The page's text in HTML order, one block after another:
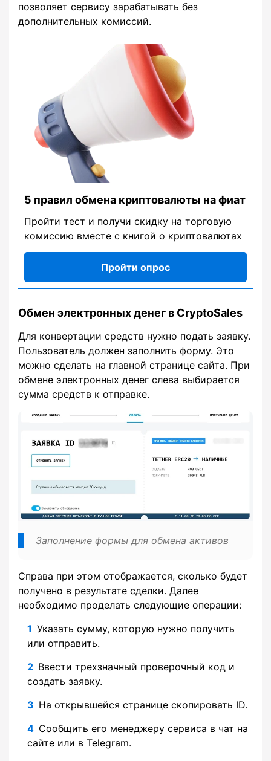
позволяет сервису зарабатывать без
дополнительных комиссий.
5 правил обмена криптовалюты на фиат
Пройти тест и получи скидку на торговую
комиссию вместе с книгой о криптовалютах
Пройти опрос
Обмен электронных денег в CryptoSales
Для конвертации средств нужно подать заявку.
Пользователь должен заполнить форму. Это
можно сделать на главной странице сайта. При
обмене электронных денег слева выбирается
сумма средств к отправке.
Заполнение формы для обмена активов
Справа при этом отображается, сколько будет
получено в результате сделки. Далее
необходимо проделать следующие операции:
Указать сумму, которую нужно получить
или отправить.
Ввести трехзначный проверочный код и
создать заявку.
На открывшейся странице скопировать ID.
Сообщить его менеджеру сервиса в чат на
сайте или в Telegram.